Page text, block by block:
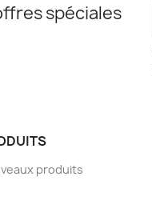
spéciales
produits